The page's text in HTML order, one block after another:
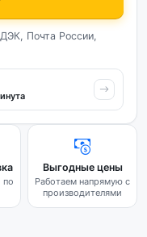
Почта России,
по
Выгодные цены
Работаем напрямую с
производителями